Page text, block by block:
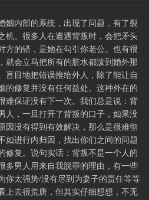
姻内部的系统，出现了问题，有了裂
机。很多人在遭遇背叛时，会把矛头
方的错，是她在勾引你老公。也有很
就会立马把所有的脏水都泼到婚外那
盲目地把错误推给外人，除了能让自
的修复并没有任何益处。这种外在的
难保证没有下一次。我们总是说：背
人，一旦打开了背叛的口子，如果没
因没有得到有效解决，那么是很难彻
如进行内归因，找出你们之间的问题
修复。说句实话：背叛不是一个人的
多男人用来自我脱罪的理由，有一些
你太强势/没有尽到为妻子的责任等等
上去很荒唐，但其实仔细想想，不无